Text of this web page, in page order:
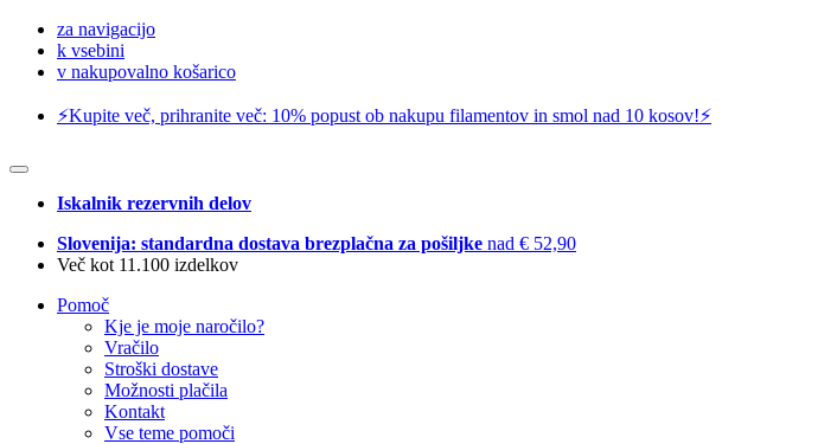
za navigacijo
k vsebini
v nakupovalno košarico
⚡️Kupite več, prihranite več: 10% popust ob nakupu filamentov in smol nad 10 kosov!⚡️
Iskalnik rezervnih delov
Slovenija: standardna dostava brezplačna za pošiljke nad € 52,90
Več kot 11.100 izdelkov
Pomoč
Kje je moje naročilo?
Vračilo
Stroški dostave
Možnosti plačila
Kontakt
Vse teme pomoči